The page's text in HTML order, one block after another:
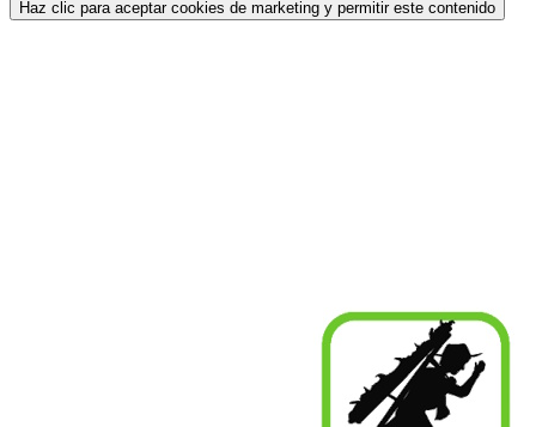
Haz clic para aceptar cookies de marketing y permitir este contenido